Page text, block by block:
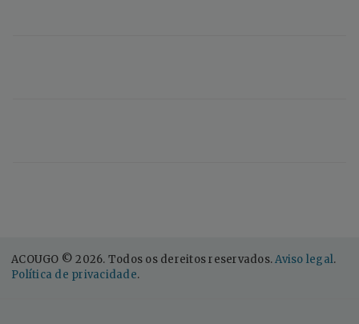
ACOUGO © 2026. Todos os dereitos reservados.Aviso legal.
Política de privacidade.